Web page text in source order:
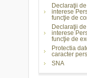
Declaraţii
interese
funcţie de
Declaraţii
interese
funcţie de
Protectia
caracter
SNA